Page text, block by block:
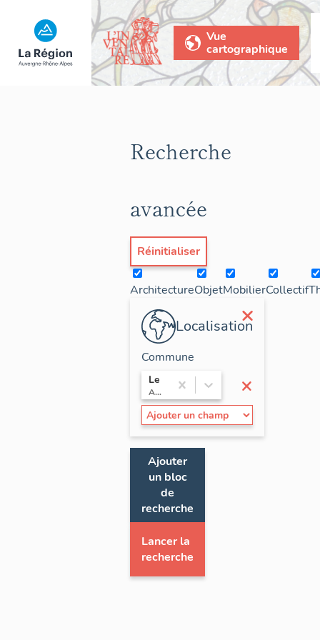
Vue
cartographique
Recherche
avancée
Réinitialiser
ArchitectureObjetMobilierCollectif
×
Localisation
×
Commune
Le Veurdre
Auvergne-Rhône-Alpes / Allier
Ajouter
un bloc
de
recherche
Lancer la
recherche